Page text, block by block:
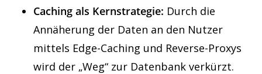
Caching als Kernstrategie: Durch die
Annäherung der Daten an den Nutzer
mittels Edge-Caching und Reverse-Proxys
wird der „Weg“ zur Datenbank verkürzt.